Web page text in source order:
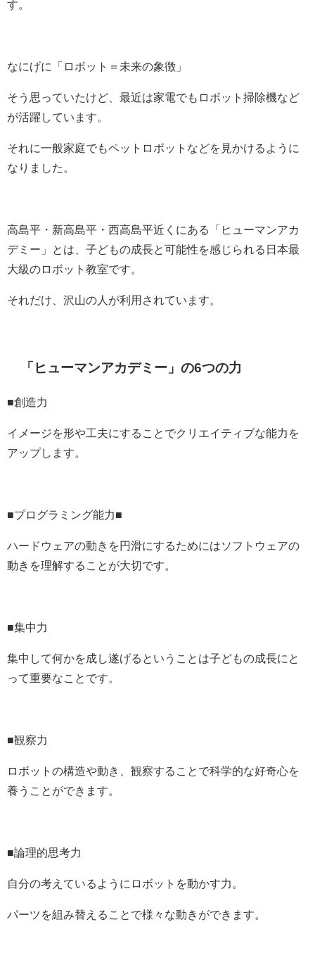
す。
なにげに「ロボット＝未来の象徴」
そう思っていたけど、最近は家電でもロボット掃除機など
が活躍しています。
それに一般家庭でもペットロボットなどを見かけるように
なりました。
高島平・新高島平・西高島平近くにある「ヒューマンアカ
デミー」とは、子どもの成長と可能性を感じられる日本最
大級のロボット教室です。
それだけ、沢山の人が利用されています。
「ヒューマンアカデミー」の6つの力
■創造力
イメージを形や工夫にすることでクリエイティブな能力を
アップします。
■プログラミング能力■
ハードウェアの動きを円滑にするためにはソフトウェアの
動きを理解することが大切です。
■集中力
集中して何かを成し遂げるということは子どもの成長にと
って重要なことです。
■観察力
ロボットの構造や動き、観察することで科学的な好奇心を
養うことができます。
■論理的思考力
自分の考えているようにロボットを動かす力。
パーツを組み替えることで様々な動きができます。